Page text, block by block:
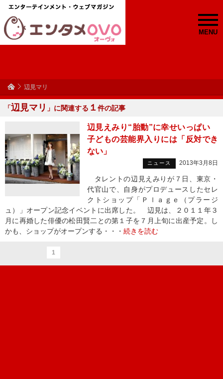
MENU
辺見マリ
「辺見マリ 」に関連する １ 件の記事
辺見えみり“胎動”に幸せいっぱい
子どもの芸能界入りには「反対でき
ない」
ニュース 2013年3月8日
タレントの辺見えみりが７日、東京・
代官山で、自身がプロデュースしたセレ
クトショップ「Ｐｌａｇｅ（プラージ
ュ）」オープン記念イベントに出席した。 辺見は、２０１１年３
月に再婚した俳優の松田賢二との第１子を７月上旬に出産予定。し
かも、ショップがオープンする・・・ 続きを読む
1